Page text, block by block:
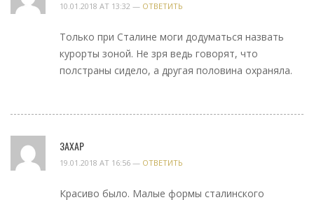
10.01.2018 AT 13:32 — ОТВЕТИТЬ
Только при Сталине моги додуматься назвать
курорты зоной. Не зря ведь говорят, что
полстраны сидело, а другая половина охраняла.
ЗАХАР
19.01.2018 AT 16:56 — ОТВЕТИТЬ
Красиво было. Малые формы сталинского